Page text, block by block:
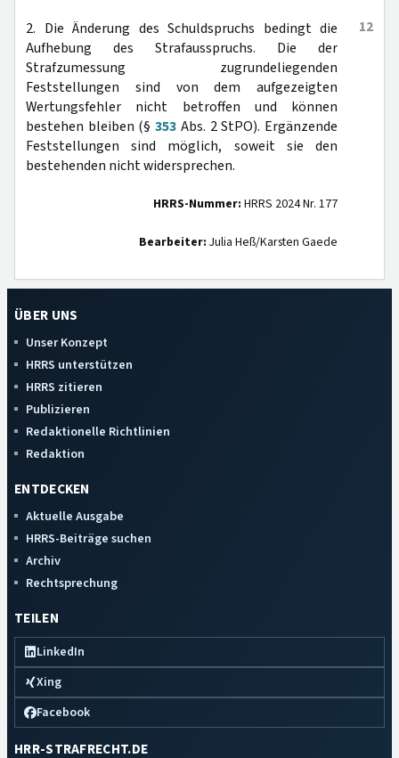
12
2. Die Änderung des Schuldspruchs bedingt die
Aufhebung des Strafausspruchs. Die der
Strafzumessung zugrundeliegenden
Feststellungen sind von dem aufgezeigten
Wertungsfehler nicht betroffen und können
bestehen bleiben (§353 Abs. 2 StPO). Ergänzende
Feststellungen sind möglich, soweit sie den
bestehenden nicht widersprechen.
HRRS-Nummer: HRRS 2024 Nr. 177
Bearbeiter: Julia Heß/Karsten Gaede
ÜBER UNS
Unser Konzept
HRRS unterstützen
HRRS zitieren
Publizieren
Redaktionelle Richtlinien
Redaktion
ENTDECKEN
Aktuelle Ausgabe
HRRS-Beiträge suchen
Archiv
Rechtsprechung
TEILEN
LinkedIn
Xing
Facebook
HRR-STRAFRECHT.DE